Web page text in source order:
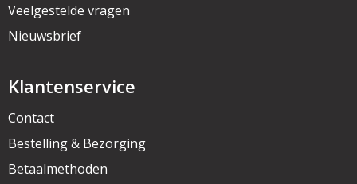
Veelgestelde vragen
Nieuwsbrief
Klantenservice
Contact
Bestelling & Bezorging
Betaalmethoden